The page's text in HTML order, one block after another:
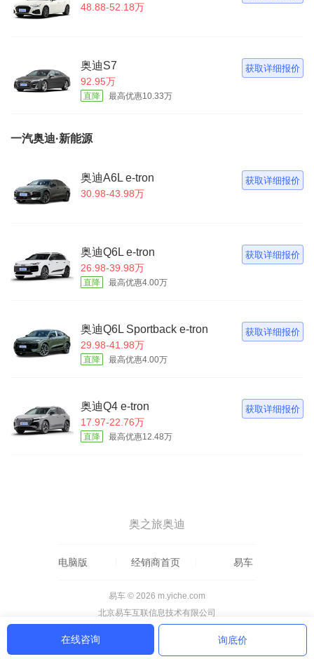
48.88-52.18万
奥迪S7
92.95万
直降 最高优惠10.33万
获取详细报价
一汽奥迪·新能源
奥迪A6L e-tron
30.98-43.98万
获取详细报价
奥迪Q6L e-tron
26.98-39.98万
直降 最高优惠4.00万
获取详细报价
奥迪Q6L Sportback e-tron
29.98-41.98万
直降 最高优惠4.00万
获取详细报价
奥迪Q4 e-tron
17.97-22.76万
直降 最高优惠12.48万
获取详细报价
在线咨询 询底价
奥之旅奥迪
电脑版 经销商首页 易车
易车 © 2026 m.yiche.com
北京易车互联信息技术有限公司